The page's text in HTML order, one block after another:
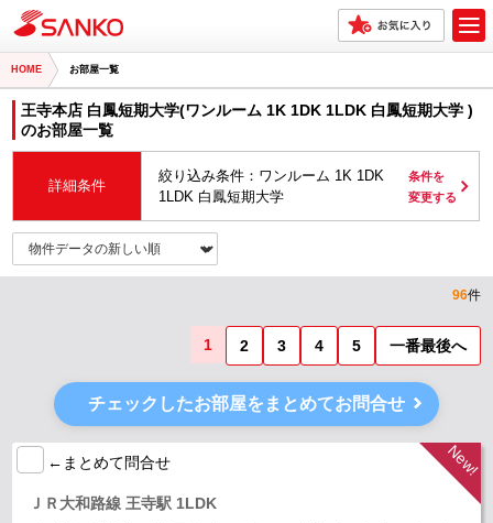
HOME お部屋一覧
王寺本店 白鳳短期大学(ワンルーム 1K 1DK 1LDK 白鳳短期大学 )
のお部屋一覧
詳細条件
絞り込み条件：ワンルーム 1K 1DK
1LDK 白鳳短期大学
条件を
変更する
96件
1 2 3 4 5 一番最後へ
チェックしたお部屋をまとめてお問合せ
←まとめて問合せ
ＪＲ大和路線 王寺駅 1LDK